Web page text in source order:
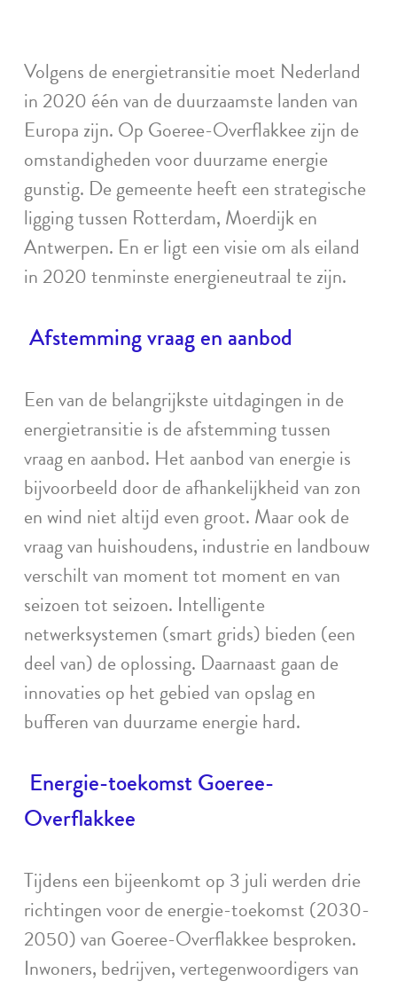
Volgens de energietransitie moet Nederland
in 2020 één van de duurzaamste landen van
Europa zijn. Op Goeree-Overflakkee zijn de
omstandigheden voor duurzame energie
gunstig. De gemeente heeft een strategische
ligging tussen Rotterdam, Moerdijk en
Antwerpen. En er ligt een visie om als eiland
in 2020 tenminste energieneutraal te zijn.
Afstemming vraag en aanbod
Een van de belangrijkste uitdagingen in de
energietransitie is de afstemming tussen
vraag en aanbod. Het aanbod van energie is
bijvoorbeeld door de afhankelijkheid van zon
en wind niet altijd even groot. Maar ook de
vraag van huishoudens, industrie en landbouw
verschilt van moment tot moment en van
seizoen tot seizoen. Intelligente
netwerksystemen (smart grids) bieden (een
deel van) de oplossing. Daarnaast gaan de
innovaties op het gebied van opslag en
bufferen van duurzame energie hard.
Energie-toekomst Goeree-
Overflakkee
Tijdens een bijeenkomt op 3 juli werden drie
richtingen voor de energie-toekomst (2030-
2050) van Goeree-Overflakkee besproken.
Inwoners, bedrijven, vertegenwoordigers van